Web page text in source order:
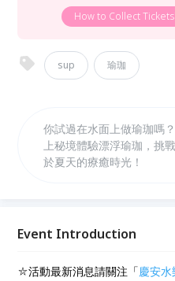
How to Collect
sup 瑜珈
你試過在水面上做瑜珈嗎
上秘境體驗漂浮瑜珈，挑
於夏天的療癒時光！
Event Introduction
⛦活動最新消息請關注「慶安